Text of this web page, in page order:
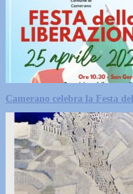
Camerano celebra la Festa